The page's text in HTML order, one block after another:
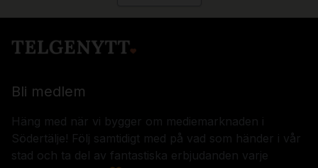
Bli medlem
Häng med när vi bygger om mediemarknaden i
Södertälje! Följ samtidigt med på vad som händer i vår
stad och ta del av fantastiska erbjudanden varje